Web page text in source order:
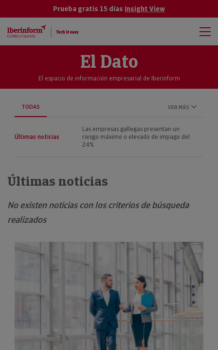
Prueba gratis 15 días Insight View
El Dato
El espacio de información empresarial de Iberinform
TODAS VER MÁS
Últimas noticias
Las empresas gallegas presentan un
riesgo máximo o elevado de impago del
24%
Últimas noticias
No existen noticias con los criterios de búsqueda
realizados